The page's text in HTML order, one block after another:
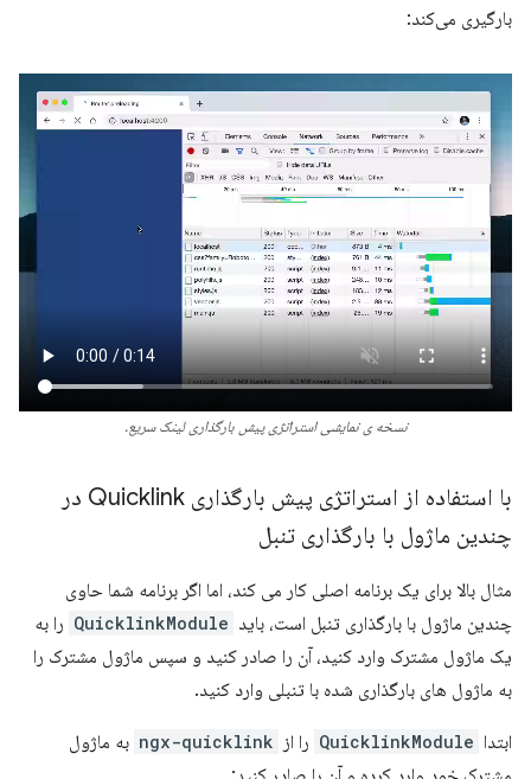
بارگیری می‌کند:
نسخه ی نمایشی استراتژی پیش بارگذاری لینک سریع.
با استفاده از استراتژی پیش بارگذاری Quicklink در
چندین ماژول با بارگذاری تنبل
مثال بالا برای یک برنامه اصلی کار می کند، اما اگر برنامه شما حاوی
چندین ماژول با بارگذاری تنبل است، باید QuicklinkModule را به
یک ماژول مشترک وارد کنید، آن را صادر کنید و سپس ماژول مشترک را
به ماژول های بارگذاری شده با تنبلی وارد کنید.
ابتدا QuicklinkModule را از ngx-quicklink به ماژول